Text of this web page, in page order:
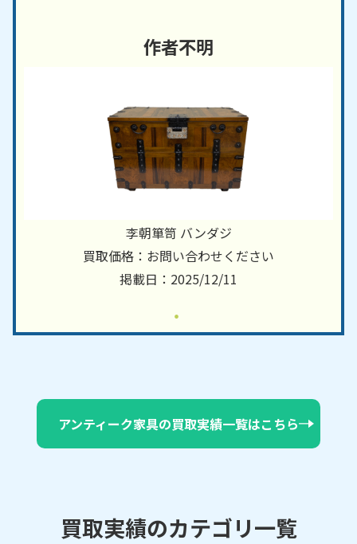
作者不明
李朝箪笥 バンダジ
買取価格：お問い合わせください
掲載日：2025/12/11
アンティーク家具の買取実績一覧はこちら
買取実績のカテゴリ一覧